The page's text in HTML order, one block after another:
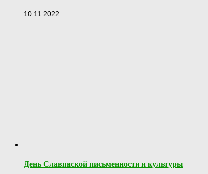
10.11.2022
День Славянской письменности и культуры